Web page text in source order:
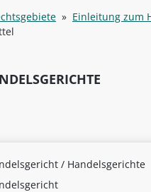
» Einleitung zum
/ Handelsgerichte